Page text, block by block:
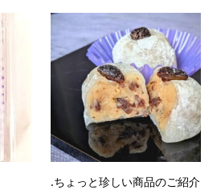
.ちょっと珍しい商品のご紹介